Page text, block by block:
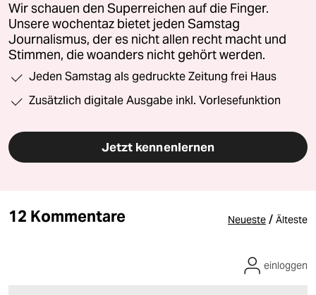
Wir schauen den Superreichen auf die Finger.
Unsere wochentaz bietet jeden Samstag
Journalismus, der es nicht allen recht macht und
Stimmen, die woanders nicht gehört werden.
Jeden Samstag als gedruckte Zeitung frei Haus
Zusätzlich digitale Ausgabe inkl. Vorlesefunktion
Jetzt kennenlernen
12 Kommentare Neueste / Älteste
einloggen